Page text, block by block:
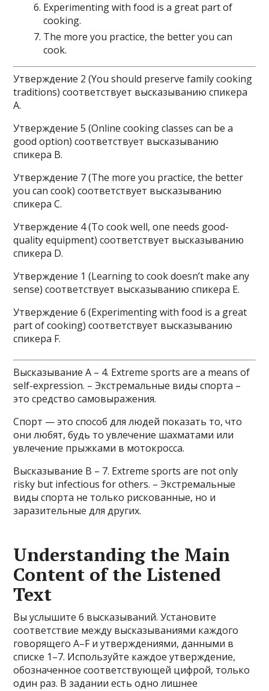
Experimenting with food is a great part of
cooking.
The more you practice, the better you can
cook.
Утверждение 2 (You should preserve family cooking
traditions) соответствует высказыванию спикера
A.
Утверждение 5 (Online cooking classes can be a
good option) соответствует высказыванию
спикера B.
Утверждение 7 (The more you practice, the better
you can cook) соответствует высказыванию
спикера C.
Утверждение 4 (To cook well, one needs good-
quality equipment) соответствует высказыванию
спикера D.
Утверждение 1 (Learning to cook doesn’t make any
sense) соответствует высказыванию спикера E.
Утверждение 6 (Experimenting with food is a great
part of cooking) соответствует высказыванию
спикера F.
Высказывание A – 4. Extreme sports are a means of
self-expression. – Экстремальные виды спорта –
это средство самовыражения.
Спорт — это способ для людей показать то, что
они любят, будь то увлечение шахматами или
увлечение прыжками в мотокросса.
Высказывание B – 7. Extreme sports are not only
risky but infectious for others. – Экстремальные
виды спорта не только рискованные, но и
заразительные для других.
Understanding the Main
Content of the Listened
Text
Вы услышите 6 высказываний. Установите
соответствие между высказываниями каждого
говорящего A–F и утверждениями, данными в
списке 1–7. Используйте каждое утверждение,
обозначенное соответствующей цифрой, только
один раз. В задании есть одно лишнее